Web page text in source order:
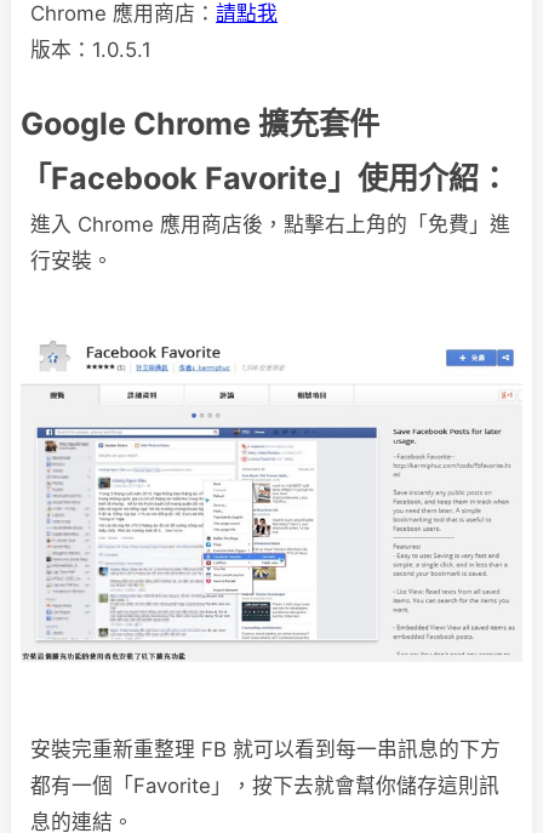
Chrome 應用商店： 請點我
版本：1.0.5.1
Google Chrome 擴充套件
「Facebook Favorite」使用介紹：
進入 Chrome 應用商店後，點擊右上角的「免費」進
行安裝。
安裝完重新重整理 FB 就可以看到每一串訊息的下方
都有一個「Favorite」，按下去就會幫你儲存這則訊
息的連結。